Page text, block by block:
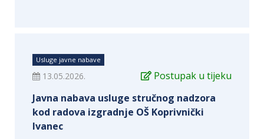
Usluge javne nabave
13.05.2026.
Postupak u tijeku
Javna nabava usluge stručnog nadzora
kod radova izgradnje OŠ Koprivnički
Ivanec